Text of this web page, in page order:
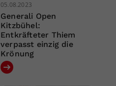
05.08.2023
Generali Open
Kitzbühel:
Entkräfteter Thiem
verpasst einzig die
Krönung